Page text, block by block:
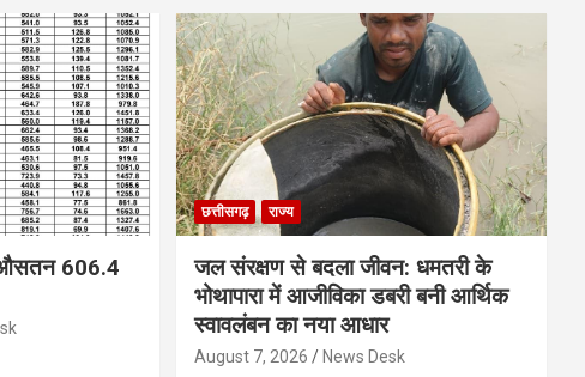
606.4
छत्तीसगढ़ राज्य
जल संरक्षण से बदला जीवन: धमतरी के
भोथापारा में आजीविका डबरी बनी आर्थिक
स्वावलंबन का नया आधार
August 7, 2026 News Desk